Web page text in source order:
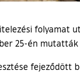
folyamat
25-én mutatták
fejeződött